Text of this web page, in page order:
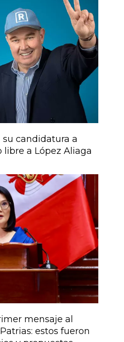
candidatura a
a López Aliaga
mensaje al
estos fueron